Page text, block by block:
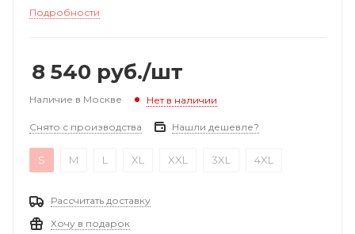
Подробности
8 540 руб./шт
Наличие в Москве Нет в наличии
Снято с производства Нашли дешевле?
S M L XL XXL 3XL 4XL
Рассчитать доставку
Хочу в подарок